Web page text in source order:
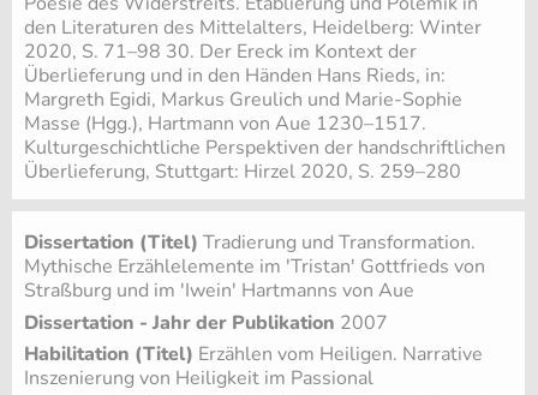
den Literaturen des Mittelalters, Heidelberg: Winter
2020, S. 71–98 30. Der Ereck im Kontext der
Überlieferung und in den Händen Hans Rieds, in:
Margreth Egidi, Markus Greulich und Marie-Sophie
Masse (Hgg.), Hartmann von Aue 1230–1517.
Kulturgeschichtliche Perspektiven der handschriftlichen
Überlieferung, Stuttgart: Hirzel 2020, S. 259–280
Dissertation (Titel) Tradierung und Transformation.
Mythische Erzählelemente im 'Tristan' Gottfrieds von
Straßburg und im 'Iwein' Hartmanns von Aue
Dissertation - Jahr der Publikation 2007
Habilitation (Titel) Erzählen vom Heiligen. Narrative
Inszenierung von Heiligkeit im Passional